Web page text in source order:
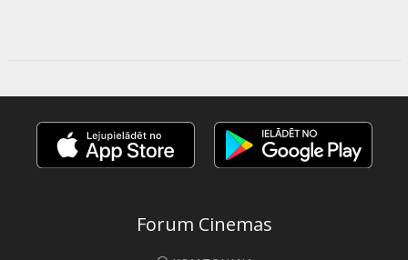
Forum Cinemas